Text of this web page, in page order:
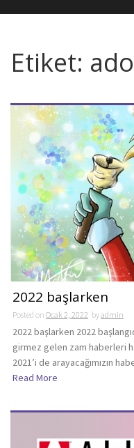
Etiket:
2022 başlarken
Posted on Ocak 2, 2022 byadmin
2022 başlarken 2022
girmez gelen zam haberleri
2021’i de arayacağımızın
Read More